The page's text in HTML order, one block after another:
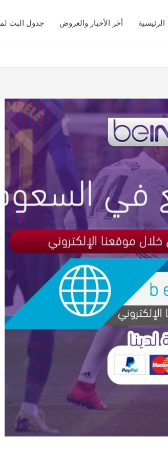
الرئيسية أخر الأخبار والعروض جدول البث